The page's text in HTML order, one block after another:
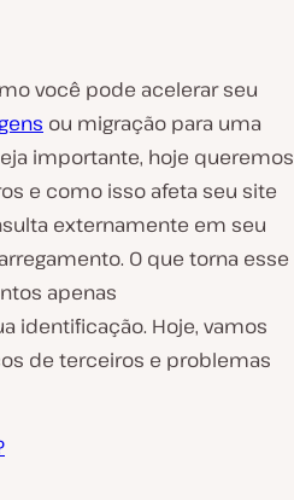
você pode acelerar seu
ou migração para uma
importante, hoje queremos
e como isso afeta seu site
externamente em seu
O que torna esse
apenas
identificação. Hoje, vamos
de terceiros e problemas